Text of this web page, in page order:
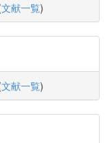
文献一覧)
文献一覧)